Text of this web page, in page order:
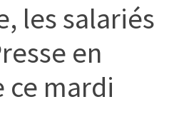
les salariés
en
ce mardi